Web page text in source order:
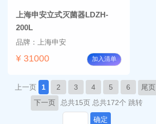
上海申安立式灭菌器LDZH-
200L
品牌：上海申安
¥ 31000 加入清单
上一页 1 2 3 4 5 6
尾页
下一页
总共15页 总共172个 跳转
确定